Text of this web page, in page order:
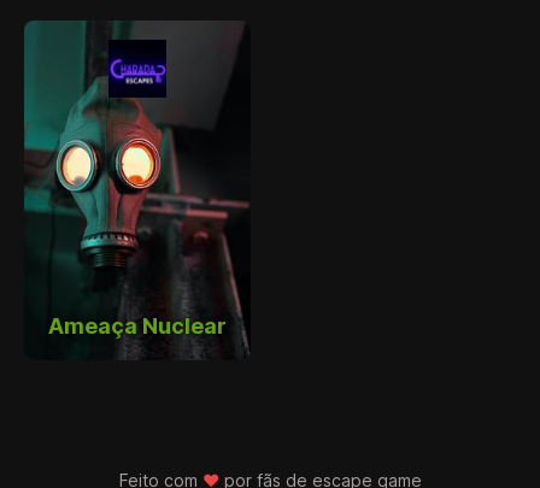
Ameaça Nuclear
Feito com ♥por fãs de escape game